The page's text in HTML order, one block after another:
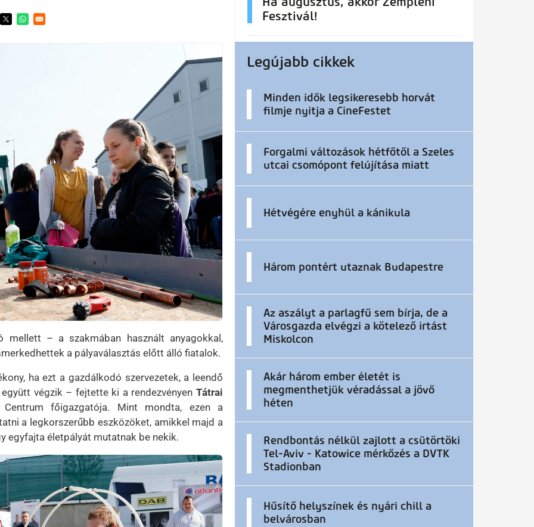
in a new window
Opens in a new window
Opens in a new window
mellett – a szakmában használt anyagokkal,
a pályaválasztás előtt álló fiatalok.
ha ezt a gazdálkodó szervezetek, a leendő
végzik – fejtette ki a rendezvényen Tátrai
főigazgatója. Mint mondta, ezen a
a legkorszerűbb eszközöket, amikkel majd a
egyfajta életpályát mutatnak be nekik.
Fesztivál!
Legújabb cikkek
Minden idők legsikeresebb horvát
filmje nyitja a CineFestet
Forgalmi változások hétfőtől a Szeles
utcai csomópont felújítása miatt
Hétvégére enyhül a kánikula
Három pontért utaznak Budapestre
Az aszályt a parlagfű sem bírja, de a
Városgazda elvégzi a kötelező irtást
Miskolcon
Akár három ember életét is
megmenthetjük véradással a jövő
héten
Rendbontás nélkül zajlott a csütörtöki
Tel-Aviv - Katowice mérkőzés a DVTK
Stadionban
Hűsítő helyszínek és nyári chill a
belvárosban